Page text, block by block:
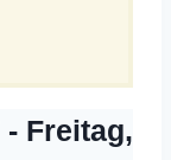
- Freitag,